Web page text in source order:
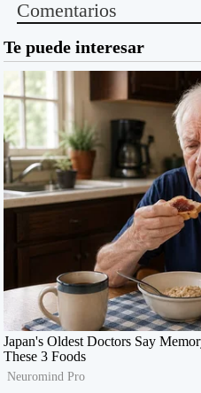
Comentarios